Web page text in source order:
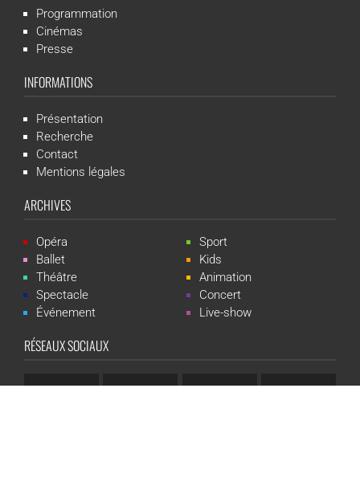
Programmation
Cinémas
Presse
INFORMATIONS
Présentation
Recherche
Contact
Mentions légales
ARCHIVES
Opéra
Ballet
Théâtre
Spectacle
Événement
Sport
Kids
Animation
Concert
Live-show
RÉSEAUX SOCIAUX